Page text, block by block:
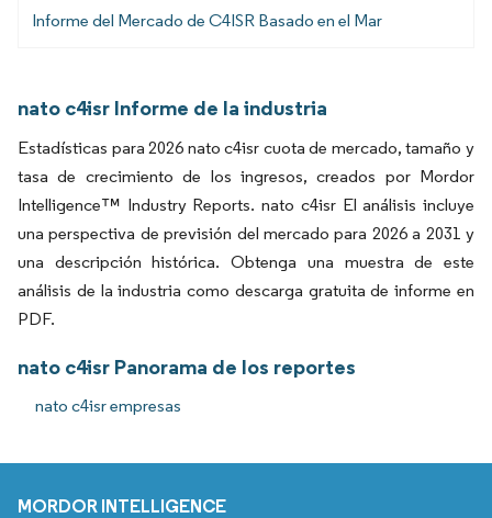
Informe del Mercado de C4ISR Basado en el Mar
nato c4isr Informe de la industria
Estadísticas para 2026 nato c4isr cuota de mercado, tamaño y
tasa de crecimiento de los ingresos, creados por Mordor
Intelligence™ Industry Reports. nato c4isr El análisis incluye
una perspectiva de previsión del mercado para 2026 a 2031 y
una descripción histórica. Obtenga una muestra de este
análisis de la industria como descarga gratuita de informe en
PDF.
nato c4isr Panorama de los reportes
nato c4isr empresas
MORDOR INTELLIGENCE